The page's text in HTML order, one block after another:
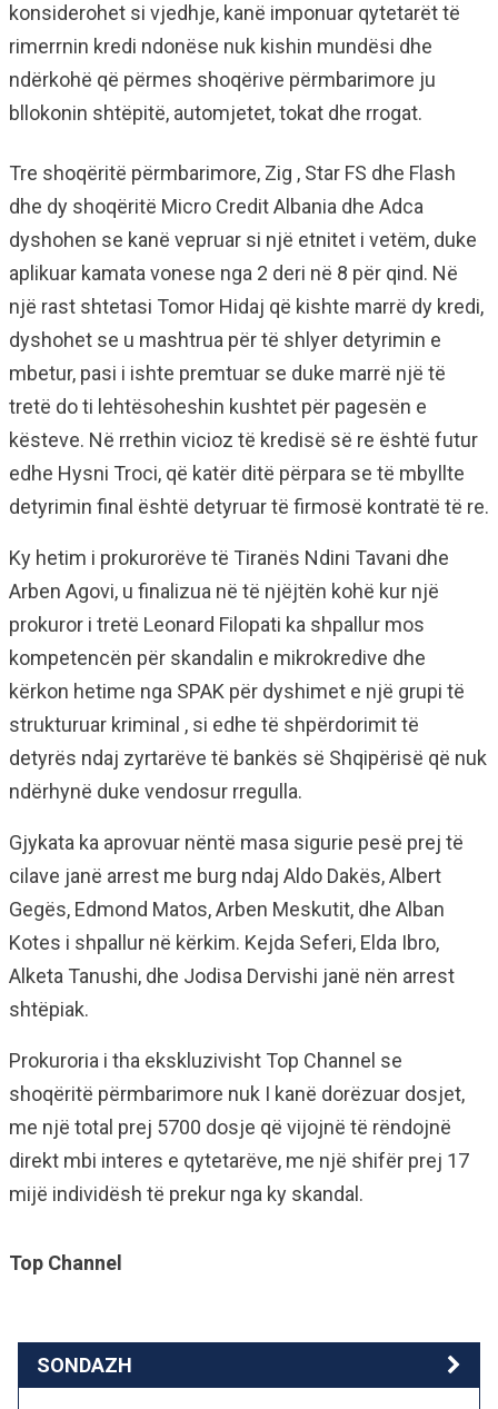
konsiderohet si vjedhje, kanë imponuar qytetarët të
rimerrnin kredi ndonëse nuk kishin mundësi dhe
ndërkohë që përmes shoqërive përmbarimore ju
bllokonin shtëpitë, automjetet, tokat dhe rrogat.
Tre shoqëritë përmbarimore, Zig , Star FS dhe Flash
dhe dy shoqëritë Micro Credit Albania dhe Adca
dyshohen se kanë vepruar si një etnitet i vetëm, duke
aplikuar kamata vonese nga 2 deri në 8 për qind. Në
një rast shtetasi Tomor Hidaj që kishte marrë dy kredi,
dyshohet se u mashtrua për të shlyer detyrimin e
mbetur, pasi i ishte premtuar se duke marrë një të
tretë do ti lehtësoheshin kushtet për pagesën e
kësteve. Në rrethin vicioz të kredisë së re është futur
edhe Hysni Troci, që katër ditë përpara se të mbyllte
detyrimin final është detyruar të firmosë kontratë të re.
Ky hetim i prokurorëve të Tiranës Ndini Tavani dhe
Arben Agovi, u finalizua në të njëjtën kohë kur një
prokuror i tretë Leonard Filopati ka shpallur mos
kompetencën për skandalin e mikrokredive dhe
kërkon hetime nga SPAK për dyshimet e një grupi të
strukturuar kriminal , si edhe të shpërdorimit të
detyrës ndaj zyrtarëve të bankës së Shqipërisë që nuk
ndërhynë duke vendosur rregulla.
Gjykata ka aprovuar nëntë masa sigurie pesë prej të
cilave janë arrest me burg ndaj Aldo Dakës, Albert
Gegës, Edmond Matos, Arben Meskutit, dhe Alban
Kotes i shpallur në kërkim. Kejda Seferi, Elda Ibro,
Alketa Tanushi, dhe Jodisa Dervishi janë nën arrest
shtëpiak.
Prokuroria i tha ekskluzivisht Top Channel se
shoqëritë përmbarimore nuk I kanë dorëzuar dosjet,
me një total prej 5700 dosje që vijojnë të rëndojnë
direkt mbi interes e qytetarëve, me një shifër prej 17
mijë individësh të prekur nga ky skandal.
Top Channel
SONDAZH